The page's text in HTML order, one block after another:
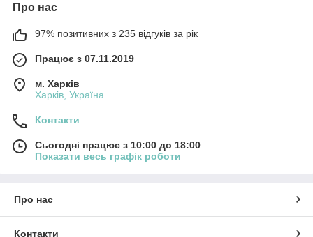
Про нас
97% позитивних з 235 відгуків за рік
Працює з 07.11.2019
м. Харків
Харків, Україна
Контакти
Сьогодні працює з 10:00 до 18:00
Показати весь графік роботи
Про нас
Контакти